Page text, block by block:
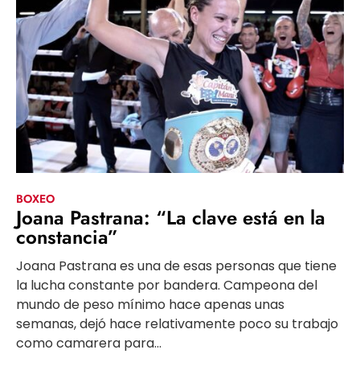
BOXEO
Joana Pastrana: “La clave está en la
constancia”
Joana Pastrana es una de esas personas que tiene
la lucha constante por bandera. Campeona del
mundo de peso mínimo hace apenas unas
semanas, dejó hace relativamente poco su trabajo
como camarera para...